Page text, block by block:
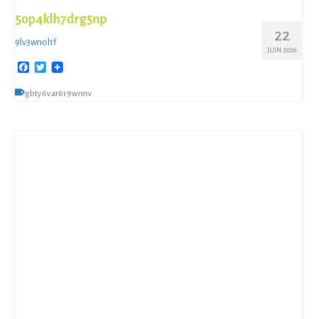
22
JUIN 2026
5op4klh7drg5np
9lv3wnol1f
Facebook
Twitter
gbty6var619wnnv